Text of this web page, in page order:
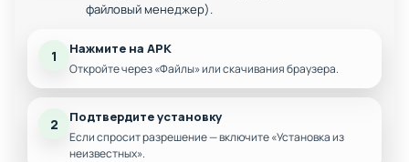
файловый менеджер).
1 Нажмите на APK
Откройте через «Файлы» или скачивания браузера.
2 Подтвердите установку
Если спросит разрешение — включите «Установка из
неизвестных».